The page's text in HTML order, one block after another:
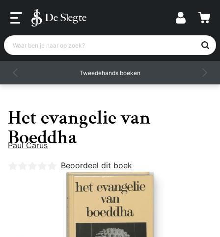
Waar ben je naar op zoek?
Tweedehands boeken
Het evangelie van
Boeddha
Paul Carus
Nog geen beoordelingen
Beoordeel dit boek